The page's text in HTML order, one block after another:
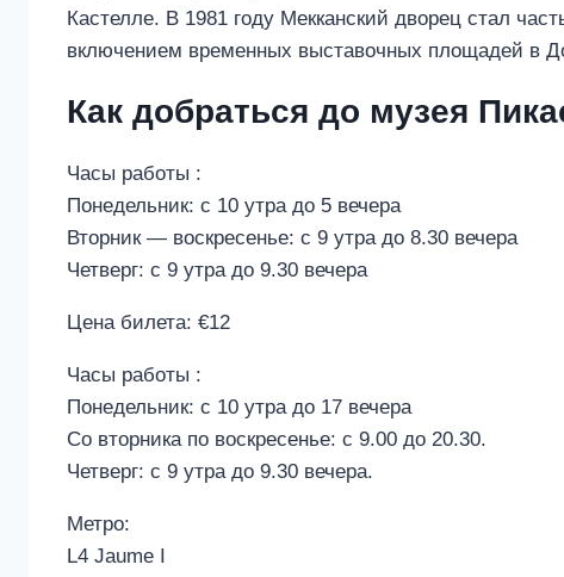
Кастелле. В 1981 году Мекканский дворец стал
включением временных выставочных площадей в
Как добраться до музея
Часы работы :
Понедельник: с 10 утра до 5 вечера
Вторник — воскресенье: с 9 утра до 8.30 вечера
Четверг: с 9 утра до 9.30 вечера
Цена билета: €12
Часы работы :
Понедельник: с 10 утра до 17 вечера
Со вторника по воскресенье: с 9.00 до 20.30.
Четверг: с 9 утра до 9.30 вечера.
Метро:
L4 Jaume I